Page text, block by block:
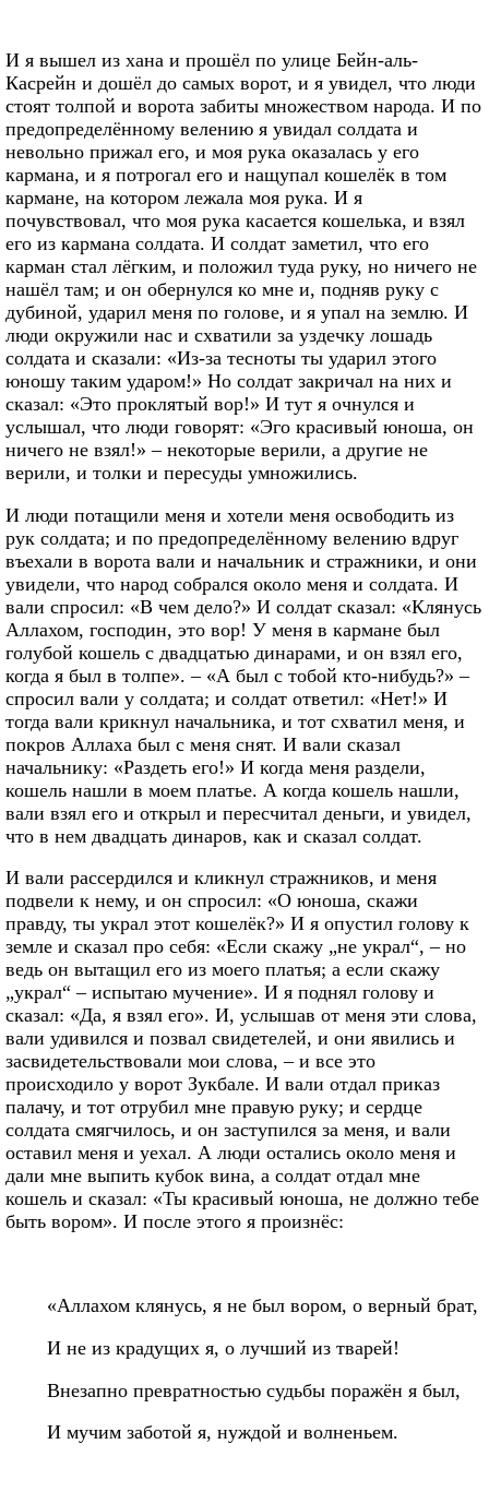
И я вышел из хана и прошёл по улице Бейн-аль-
Касрейн и дошёл до самых ворот, и я увидел, что люди
стоят толпой и ворота забиты множеством народа. И по
предопределённому велению я увидал солдата и
невольно прижал его, и моя рука оказалась у его
кармана, и я потрогал его и нащупал кошелёк в том
кармане, на котором лежала моя рука. И я
почувствовал, что моя рука касается кошелька, и взял
его из кармана солдата. И солдат заметил, что его
карман стал лёгким, и положил туда руку, но ничего не
нашёл там; и он обернулся ко мне и, подняв руку с
дубиной, ударил меня по голове, и я упал на землю. И
люди окружили нас и схватили за уздечку лошадь
солдата и сказали: «Из-за тесноты ты ударил этого
юношу таким ударом!» Но солдат закричал на них и
сказал: «Это проклятый вор!» И тут я очнулся и
услышал, что люди говорят: «Эго красивый юноша, он
ничего не взял!» – некоторые верили, а другие не
верили, и толки и пересуды умножились.
И люди потащили меня и хотели меня освободить из
рук солдата; и по предопределённому велению вдруг
въехали в ворота вали и начальник и стражники, и они
увидели, что народ собрался около меня и солдата. И
вали спросил: «В чем дело?» И солдат сказал: «Клянусь
Аллахом, господин, это вор! У меня в кармане был
голубой кошель с двадцатью динарами, и он взял его,
когда я был в толпе». – «А был с тобой кто-нибудь?» –
спросил вали у солдата; и солдат ответил: «Нет!» И
тогда вали крикнул начальника, и тот схватил меня, и
покров Аллаха был с меня снят. И вали сказал
начальнику: «Раздеть его!» И когда меня раздели,
кошель нашли в моем платье. А когда кошель нашли,
вали взял его и открыл и пересчитал деньги, и увидел,
что в нем двадцать динаров, как и сказал солдат.
И вали рассердился и кликнул стражников, и меня
подвели к нему, и он спросил: «О юноша, скажи
правду, ты украл этот кошелёк?» И я опустил голову к
земле и сказал про себя: «Если скажу „не украл“, – но
ведь он вытащил его из моего платья; а если скажу
„украл“ – испытаю мучение». И я поднял голову и
сказал: «Да, я взял его». И, услышав от меня эти слова,
вали удивился и позвал свидетелей, и они явились и
засвидетельствовали мои слова, – и все это
происходило у ворот Зукбале. И вали отдал приказ
палачу, и тот отрубил мне правую руку; и сердце
солдата смягчилось, и он заступился за меня, и вали
оставил меня и уехал. А люди остались около меня и
дали мне выпить кубок вина, а солдат отдал мне
кошель и сказал: «Ты красивый юноша, не должно тебе
быть вором». И после этого я произнёс:
«Аллахом клянусь, я не был вором, о верный брат,
И не из крадущих я, о лучший из тварей!
Внезапно превратностью судьбы поражён я был,
И мучим заботой я, нуждой и волненьем.